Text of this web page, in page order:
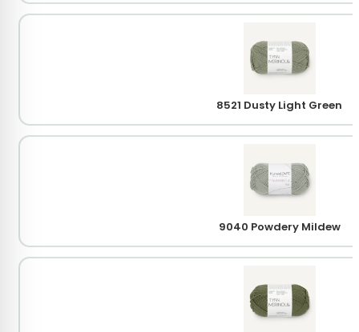
8521 Dusty Light Green
9040 Powdery Mildew